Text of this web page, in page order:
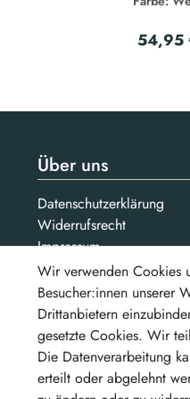
54,95
Über uns
Datenschutzerklärung
Widerrufsrecht
Impressum
AGB
Jobs
Unsere Partner
Wir verwenden Cookies
Besucher:innen unserer
Drittanbietern
gesetzte Cookies. Wir
Die Datenverarbeitung
erteilt oder abgelehnt